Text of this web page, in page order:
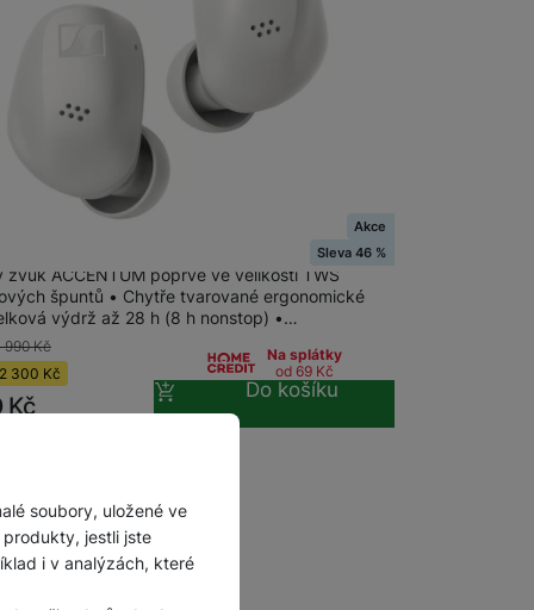
soubory, uložené ve
jestli jste
i v analýzách, které
ACCENTUM True Wireless whiteAkce
Sleva 46 %
zvuk ACCENTUM poprvé ve velikosti TWS
špuntů • Chytře tvarované ergonomické
výdrž až 28 h (8 h nonstop) •…
990Kč
2 300 Kč
Kč
Na splátky
od 69 Kč
Do košíku